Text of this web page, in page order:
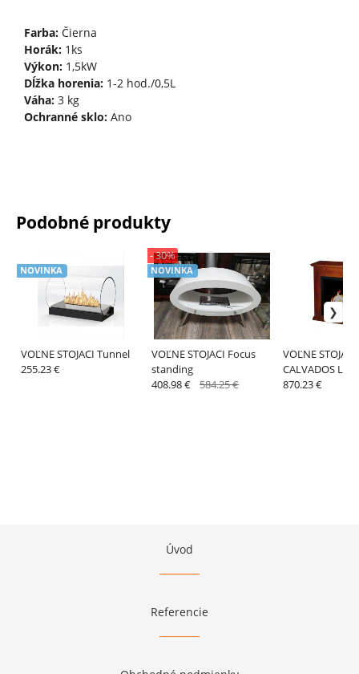
Farba:Čierna
Horák:1ks
Výkon:1,5kW
Dĺžka horenia:1-2 hod./0,5L
Váha:3 kg
Ochranné sklo:Ano
Podobné produkty
VOĽNE STOJACI Tunnel
NOVINKA
255.23 €
VOĽNE STOJACI Focus
standing
NOVINKA
- 30%
408.98 € 584.25 €
VOĽNE STOJACI
CALVADOS
870.23 €
Úvod
Referencie